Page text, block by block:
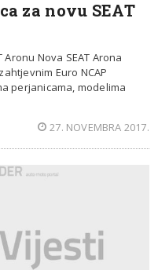
za novu SEAT
Aronu Nova SEAT Arona
Euro NCAP
perjanicama, modelima
27. NOVEMBRA 2017.